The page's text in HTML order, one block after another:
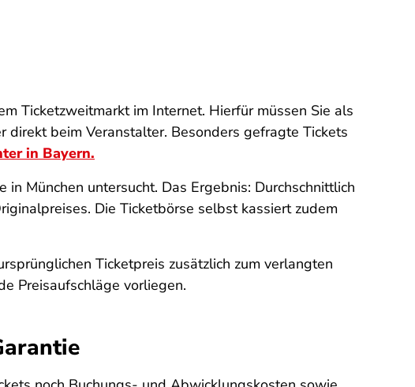
Ticketzweitmarkt im Internet. Hierfür müssen Sie als
beim Veranstalter. Besonders gefragte Tickets
in Bayern.
München untersucht. Das Ergebnis: Durchschnittlich
Die Ticketbörse selbst kassiert zudem
Ticketpreis zusätzlich zum verlangten
Preisaufschläge vorliegen.